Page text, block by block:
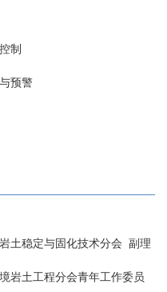
制
预警
土稳定与固化技术分会
副理
岩土工程分会青年工作委员